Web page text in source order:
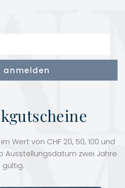
Wert von CHF 20, 50, 100 und
Ausstellungsdatum zwei Jahre
gültig.